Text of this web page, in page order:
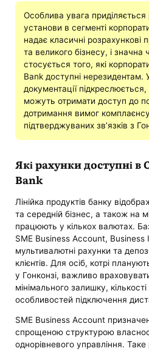
Особлива увага приділяється
установи в сегменті
надає класичні розрахункові
та великого бізнесу, і значна
стосується того, які
Bank доступні нерезидентам.
документації
можуть отримати доступ до
дотримання вимог
підтверджуваних зв’язків з
Які рахунки доступні в
Bank
Лінійка продуктів банку
та середній бізнес, а також на
працюють у кількох валютах.
SME Business Account,
мультивалютні рахунки та
клієнтів. Для осіб, котрі
у Гонконзі, важливо
мінімального залишку,
особливостей підключення
SME Business Account
спрощеною структурою
однорівневого управління. Таке